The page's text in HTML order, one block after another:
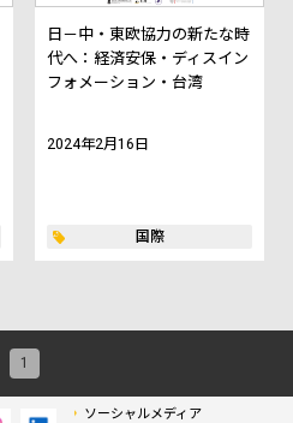
日－中・東欧協力の新たな時
代へ：経済安保・ディスイン
フォメーション・台湾
2024年2月16日
国際
1
ソーシャルメディア